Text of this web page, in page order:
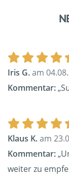
Iris G.am
Kommentar:
Klaus K.am
Kommentar:
weiter zu